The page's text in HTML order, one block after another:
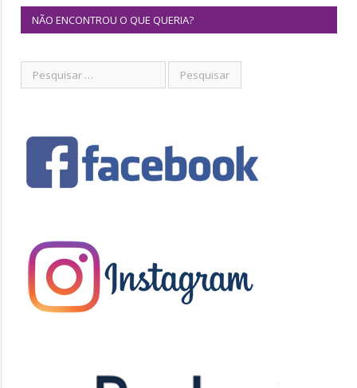
NÃO ENCONTROU O QUE QUERIA?